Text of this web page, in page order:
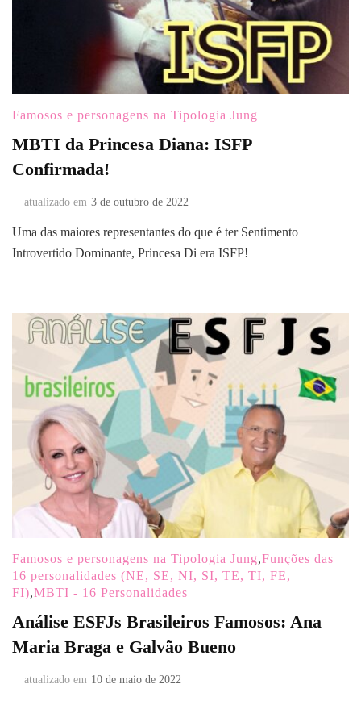
Famosos e personagens na Tipologia Jung
MBTI da Princesa Diana: ISFP
Confirmada!
atualizado em 3 de outubro de 2022
Uma das maiores representantes do que é ter Sentimento
Introvertido Dominante, Princesa Di era ISFP!
Famosos e personagens na Tipologia Jung,Funções das
16 personalidades (NE, SE, NI, SI, TE, TI, FE,
FI),MBTI - 16 Personalidades
Análise ESFJs Brasileiros Famosos: Ana
Maria Braga e Galvão Bueno
atualizado em 10 de maio de 2022